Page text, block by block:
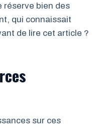
réserve bien des
qui connaissait
de lire cet article ?
sur ces